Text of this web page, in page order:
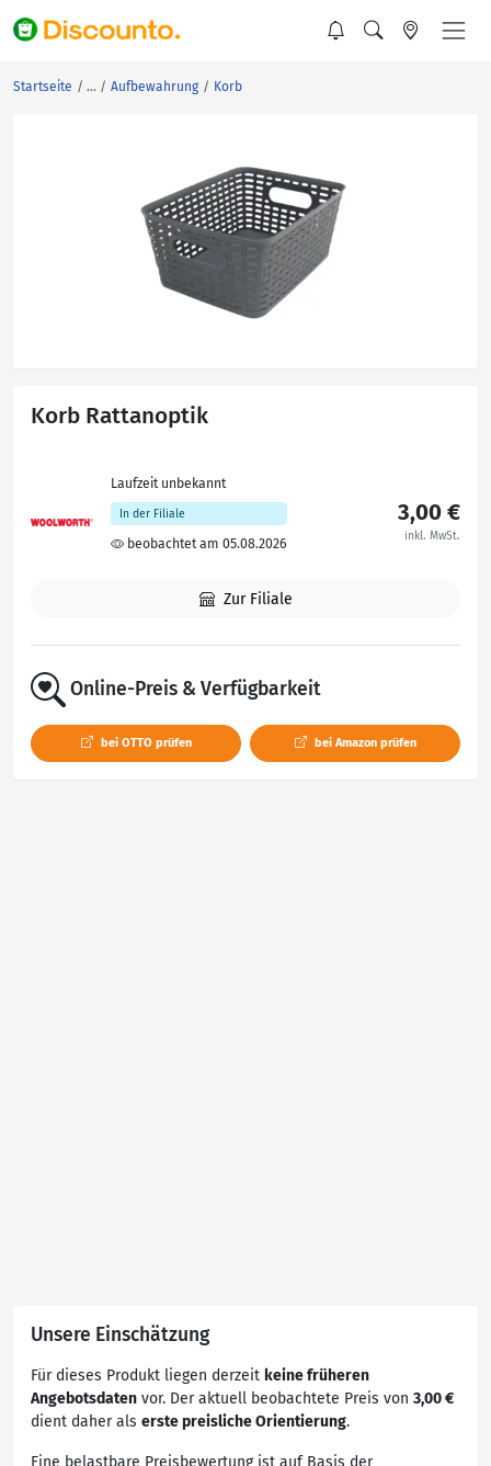
Startseite Aufbewahrung Korb
Korb Rattanoptik
Laufzeit unbekannt
In der Filiale
beobachtet am 05.08.2026
3,00 €
inkl. MwSt.
Zur Filiale
Online-Preis & Verfügbarkeit
bei OTTO prüfen bei Amazon prüfen
Unsere Einschätzung
Für dieses Produkt liegen derzeit keine früheren
Angebotsdaten vor. Der aktuell beobachtete Preis von 3,00 €
dient daher als erste preisliche Orientierung.
Eine belastbare Preisbewertung ist auf Basis der